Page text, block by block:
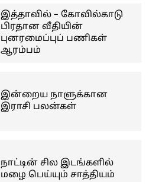
இத்தாவில் – கோவில்காடு
பிரதான வீதியின்
புனரமைப்புப் பணிகள்
ஆரம்பம்
இன்றைய நாளுக்கான
இராசி பலன்கள்
நாட்டின் சில இடங்களில்
மழை பெய்யும் சாத்தியம்